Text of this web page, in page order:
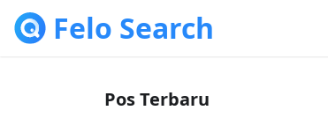
Felo Search
Pos Terbaru